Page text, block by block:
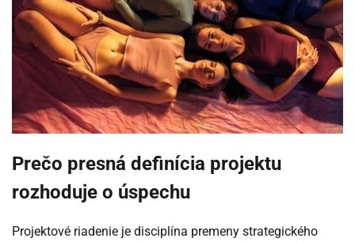
Prečo presná definícia projektu
rozhoduje o úspechu
Projektové riadenie je disciplína premeny strategického